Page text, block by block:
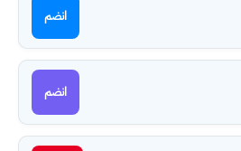
انضم
انضم